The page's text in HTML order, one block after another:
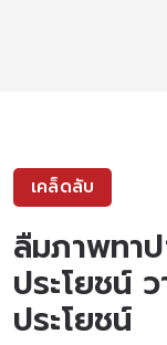
เคล็ดลับ
ลืมภาพทา
ประโยชน์
ประโยชน์